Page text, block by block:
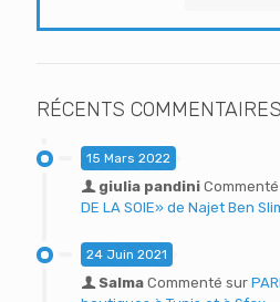
RÉCENTS COMMENTAIRES
15 Mars 2022
giulia pandini
DE LA SOIE» de Najet Ben
24 Juin 2021
Salma Commenté sur